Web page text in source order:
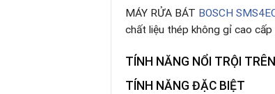
MÁY RỬA BÁT BOSCH
chất liệu thép không gỉ cao
TÍNH NĂNG NỔI TRỘI TRÊN
TÍNH NĂNG ĐẶC BIỆT